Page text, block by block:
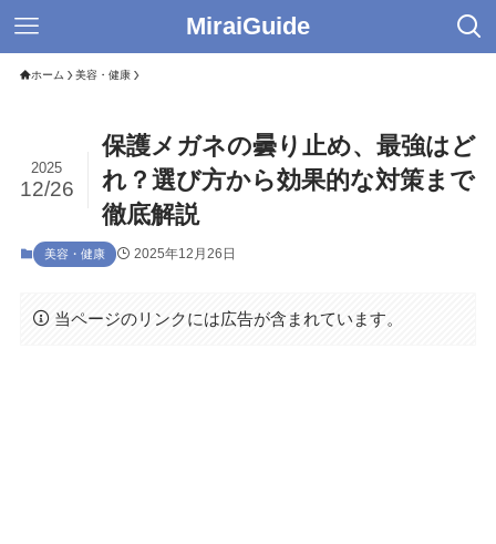
MiraiGuide
ホーム 美容・健康
保護メガネの曇り止め、最強はど
れ？選び方から効果的な対策まで
徹底解説
2025
12/26
美容・健康 2025年12月26日
当ページのリンクには広告が含まれています。